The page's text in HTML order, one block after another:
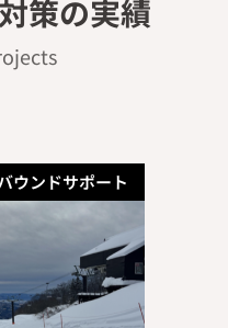
策の実績
ウンドサポート